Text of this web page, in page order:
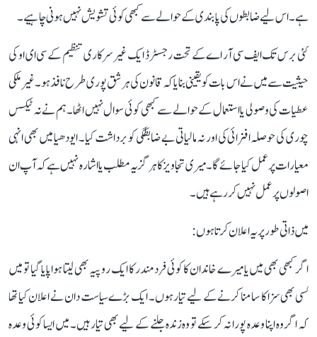
ہے۔ اس لیے ضابطوں کی پابندی کے حوالے سے کبھی کوئی تشویش نہیں ہونی چاہیے۔
کئی برس تک ایف سی آر اے کے تحت رجسٹرڈ ایک غیر سرکاری تنظیم کے سی ای او کی
حیثیت سے میں نے اس بات کو یقینی بنایا کہ قانون کی ہر شق پوری طرح نافذ ہو۔ غیر ملکی
عطیات کی وصولی یا استعمال کے حوالے سے کبھی کوئی سوال نہیں اٹھا۔ ہم نے نہ ٹیکس
چوری کی حوصلہ افزائی کی اور نہ مالیاتی بے ضابطگی کو برداشت کیا۔ ایودھیا میں بھی انہی
معیارات پر عمل کیا جائے گا۔ میری تجاویز کا ہرگز یہ مطلب یا اشارہ نہیں ہے کہ آپ ان
اصولوں پر عمل نہیں کر رہے ہیں۔
میں ذاتی طور پر یہ اعلان کرتا ہوں:
اگر کبھی بھی میں یا میرے خاندان کا کوئی فرد مندر کا ایک روپیہ بھی لیتا ہوا پایا گیا تو میں
کسی بھی سزا کا سامنا کرنے کے لیے تیار ہوں۔ ایک بڑے سیاست دان نے اعلان کیا تھا
کہ اگر وہ اپنا وعدہ پورا نہ کر سکے تو وہ زندہ جلنے کے لیے بھی تیار ہیں۔ میں ایسا کوئی وعدہ